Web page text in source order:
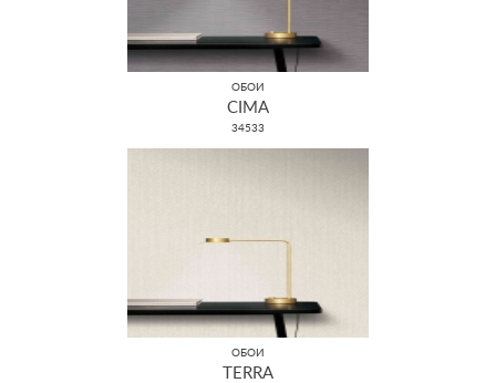
ОБОИ
CIMA
34533
ОБОИ
TERRA